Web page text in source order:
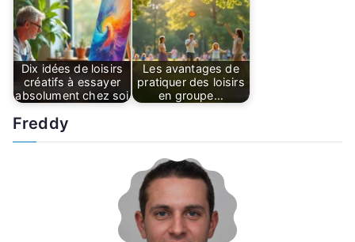
Dix idées de loisirs
créatifs à essayer
absolument chez soi
Les avantages de
pratiquer des loisirs
en groupe…
Freddy